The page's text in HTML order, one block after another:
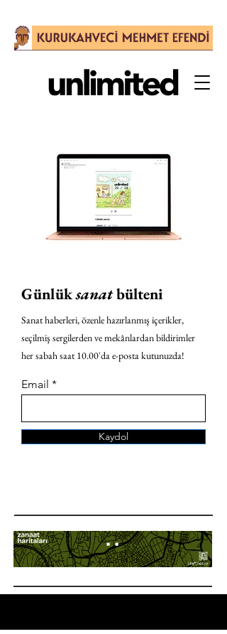
Günlüksanatbülteni
Sanat haberleri, özenle hazırlanmış içerikler,
seçilmiş sergilerden ve mekânlardan bildirimler
her sabah saat 10.00'da e-posta kutunuzda!
Email
Kaydol